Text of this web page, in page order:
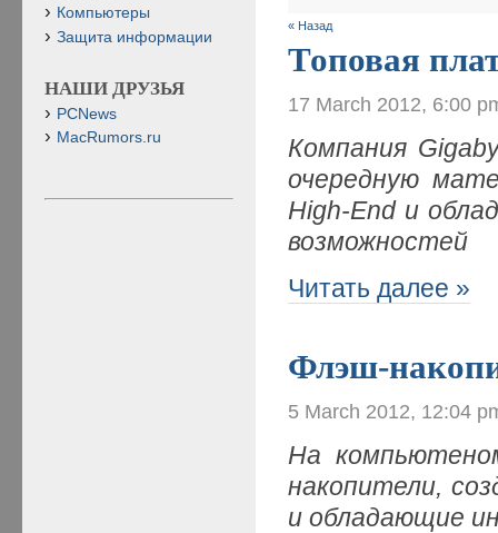
« Назад
Топовая
17 March 2012, 6:00
Компания
очередную
High-End и
возможностей
Читать далее »
Флэш-
5 March 2012, 12:04
На
накопители,
и обладающие
Компьютеры
Защита информации
НАШИ ДРУЗЬЯ
PCNews
MacRumors.ru